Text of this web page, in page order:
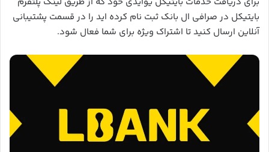
بایتیکل در صرافی ال بانک ثبت نام کرده اید را در قسمت پشتیبانی
آنلاین ارسال کنید تا اشتراک ویژه برای شما فعال شود.